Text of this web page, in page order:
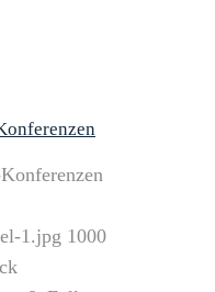
1.jpg 1000